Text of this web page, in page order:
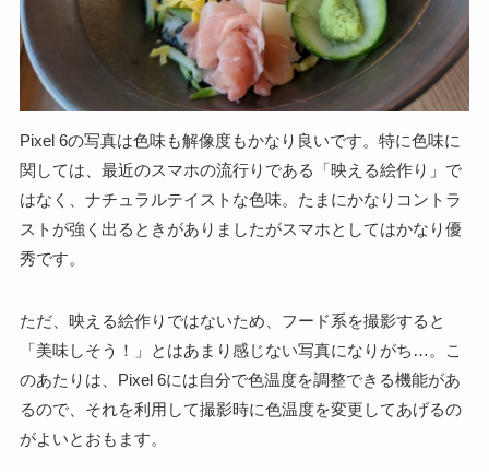
Pixel 6の写真は色味も解像度もかなり良いです。特に色味に
関しては、最近のスマホの流行りである「映える絵作り」で
はなく、ナチュラルテイストな色味。たまにかなりコントラ
ストが強く出るときがありましたがスマホとしてはかなり優
秀です。
ただ、映える絵作りではないため、フード系を撮影すると
「美味しそう！」とはあまり感じない写真になりがち…。こ
のあたりは、Pixel 6には自分で色温度を調整できる機能があ
るので、それを利用して撮影時に色温度を変更してあげるの
がよいとおもます。